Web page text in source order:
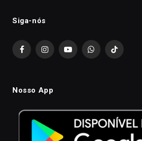
Siga-nós
FacebookInstagramYouTubeWhatsAppTikTok
Nosso App